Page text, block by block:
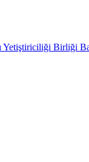
Yetiştiriciliği Birliği